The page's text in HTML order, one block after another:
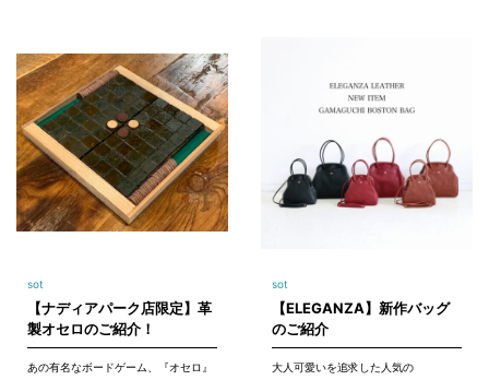
sot
【ナディアパーク店限定】革
製オセロのご紹介！
あの有名なボードゲーム、『オセロ』
sot
【ELEGANZA】新作バッグ
のご紹介
大人可愛いを追求した人気の